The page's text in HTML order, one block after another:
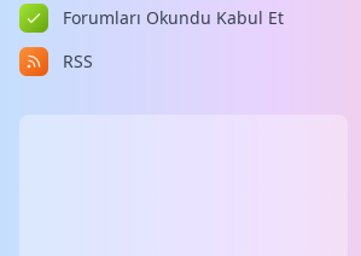
Forumları Okundu Kabul Et
RSS